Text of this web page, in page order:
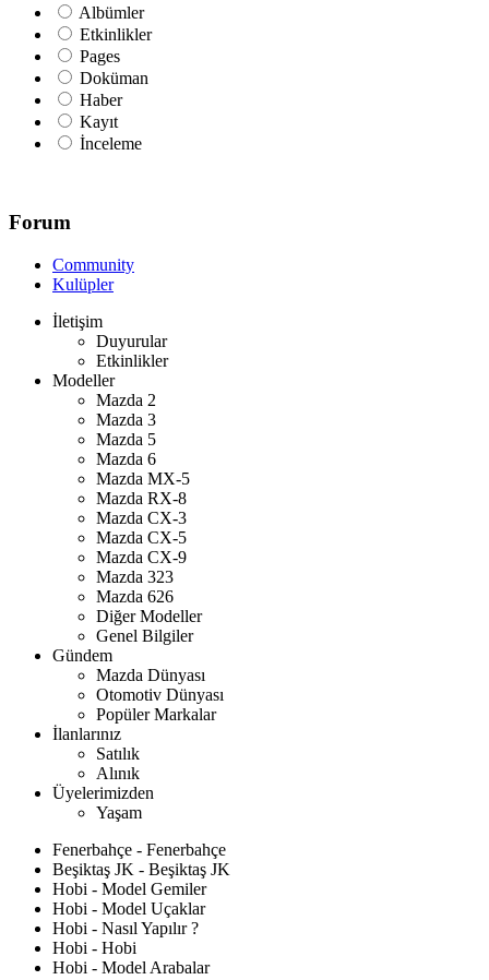
Albümler
Etkinlikler
Pages
Doküman
Haber
Kayıt
İnceleme
Forum
Community
Kulüpler
İletişim
Duyurular
Etkinlikler
Modeller
Mazda 2
Mazda 3
Mazda 5
Mazda 6
Mazda MX-5
Mazda RX-8
Mazda CX-3
Mazda CX-5
Mazda CX-9
Mazda 323
Mazda 626
Diğer Modeller
Genel Bilgiler
Gündem
Mazda Dünyası
Otomotiv Dünyası
Popüler Markalar
İlanlarınız
Satılık
Alınık
Üyelerimizden
Yaşam
Fenerbahçe - Fenerbahçe
Beşiktaş JK - Beşiktaş JK
Hobi - Model Gemiler
Hobi - Model Uçaklar
Hobi - Nasıl Yapılır ?
Hobi - Hobi
Hobi - Model Arabalar